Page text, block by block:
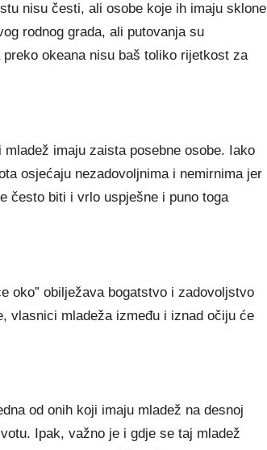
nisu česti, ali osobe koje ih imaju sklone
rodnog grada, ali putovanja su
okeana nisu baš toliko rijetkost za
imaju zaista posebne osobe. Iako
osjećaju nezadovoljnima i nemirnima jer
često biti i vrlo uspješne i puno toga
oko” obilježava bogatstvo i zadovoljstvo
vlasnici mladeža između i iznad očiju će
od onih koji imaju mladež na desnoj
Ipak, važno je i gdje se taj mladež